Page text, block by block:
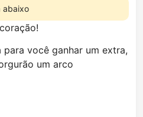
abaixo
você ganhar um extra,
um arco